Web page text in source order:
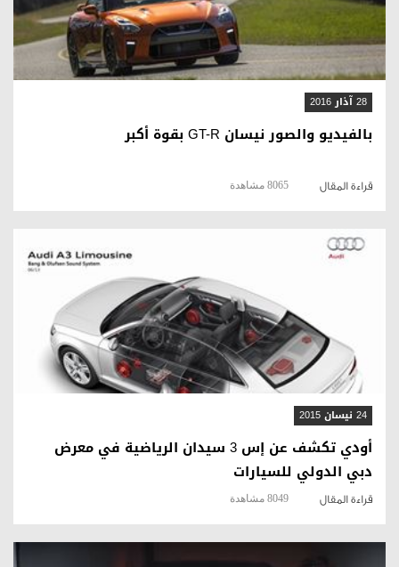
28 آذار 2016
بالفيديو والصور نيسان GT-R بقوة أكبر
قراءة المقال 8065 مشاهدة
قراءة المقال
24 نيسان 2015
أودي تكشف عن إس 3 سيدان الرياضية في معرض
دبي الدولي للسيارات
قراءة المقال 8049 مشاهدة